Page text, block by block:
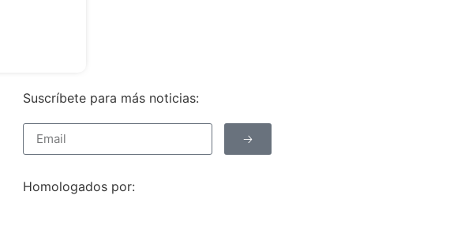
Suscríbete para más noticias:
🡢
Homologados por: